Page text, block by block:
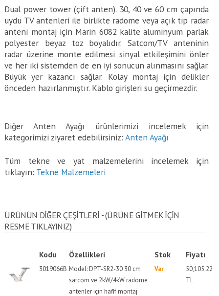
Dual power tower (çift anten). 30, 40 ve 60 cm çapında
uydu TV antenleri ile birlikte radome veya açık tip radar
anteni montaj için Marin 6082 kalite aluminyum parlak
polyester beyaz toz boyalıdır. Satcom/TV anteninin
radar üzerine monte edilmesi sinyal etkileşimini önler
ve her iki sistemden de en iyi sonucun alınmasını sağlar.
Büyük yer kazancı sağlar. Kolay montaj için delikler
önceden hazırlanmıştır. Kablo girişleri su geçirmezdir.
Diğer Anten Ayağı ürünlerimizi incelemek için
kategorimizi ziyaret edebilirsiniz:Anten Ayağı
Tüm tekne ve yat malzemelerini incelemek için
tıklayın: Tekne Malzemeleri
ÜRÜNÜN DİĞER ÇEŞİTLERİ - (ÜRÜNE GITMEK IÇIN
RESME TIKLAYINIZ)
Kodu Özellikleri Stok Fiyatı
3019066B Model: DPT-SR2-30 30 cm
satcom ve 2kW/4kW radome
antenler için hafif montaj
Var
50,105.22
TL